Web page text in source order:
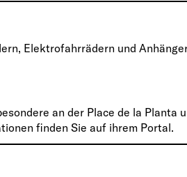
Elektrofahrrädern und
an der Place de la Planta
finden Sie auf ihrem Portal.